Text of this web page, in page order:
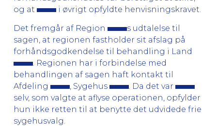
og at
i øvrigt opfyldte henvisningskravet.
Det fremgår af Region
s udtalelse til
sagen, at regionen fastholder sit afslag på
forhåndsgodkendelse til behandling i Land
. Regionen har i forbindelse med
behandlingen af sagen haft kontakt til
Afdeling
, Sygehus
. Da det var
selv, som valgte at aflyse operationen, opfylder
hun ikke retten til at benytte det udvidede frie
sygehusvalg.